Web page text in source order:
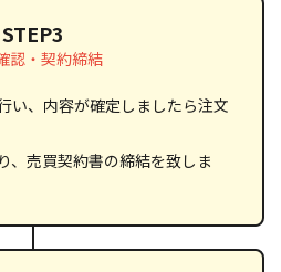
STEP3
認・契約締結
い、内容が確定しましたら注文
、売買契約書の締結を致しま